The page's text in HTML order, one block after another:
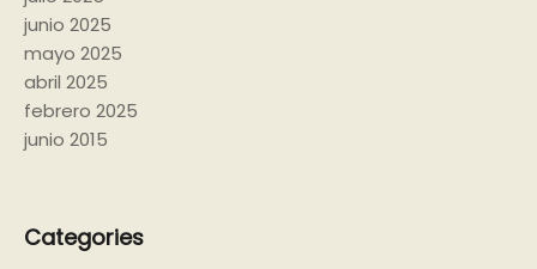
junio 2025
mayo 2025
abril 2025
febrero 2025
junio 2015
Categories